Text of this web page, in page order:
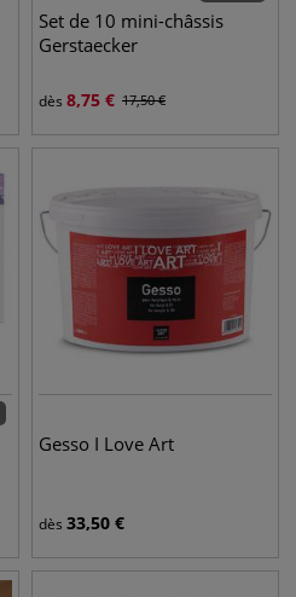
Set de 10 mini-châssis
Gerstaecker
dès 8,75 € 17,50€
Gesso I Love Art
dès 33,50 €